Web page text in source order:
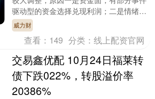
驱动型的资金选择兑现利润；二是情绪
面，此前指数出现加速上行态势，市场节
奏有健康调整的内在....
威力财
查看： 149 分类：线上配资官网
交易鑫优配 10月24日福莱转
债下跌022%，转股溢价率
20386%